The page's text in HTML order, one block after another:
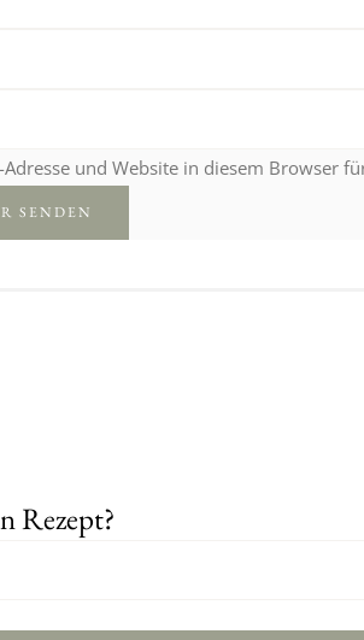
Adresse und Website in diesem Browser
Rezept?